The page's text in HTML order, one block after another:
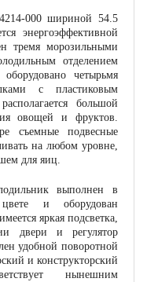
000 шириной 54.5
энергоэффективной
тремя морозильными
отделением
четырьмя
с пластиковым
большой
овощей и фруктов.
съемные подвесные
на любом уровне,
для яиц.
выполнен в
цвете и оборудован
яркая подсветка,
двери и регулятор
удобной поворотной
и конструкторский
нынешним